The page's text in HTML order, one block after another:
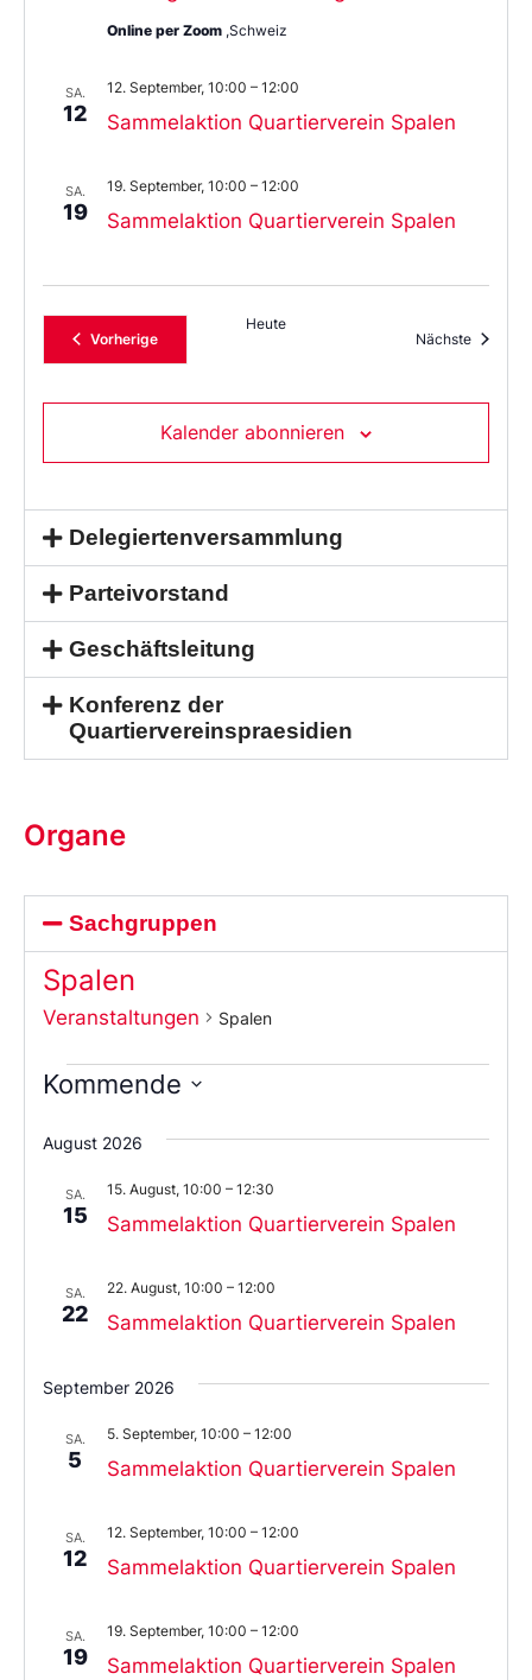
Online per Zoom ,Schweiz
SA.
12 Sammelaktion Quartierverein Spalen
12. September, 10:00 – 12:00
SA.
19 Sammelaktion Quartierverein Spalen
19. September, 10:00 – 12:00
VorherigeVeranstaltungen
Heute
Nächste
Kalender abonnieren
Delegiertenversammlung
Parteivorstand
Geschäftsleitung
Konferenz der
Quartiervereinspraesidien
Organe
Sachgruppen
Spalen
Veranstaltungen Spalen
Kommende
Sie
das
aus.
August 2026
SA.
15 Sammelaktion Quartierverein Spalen
15. August, 10:00 – 12:30
SA.
22 Sammelaktion Quartierverein Spalen
22. August, 10:00 – 12:00
September 2026
SA.
5 Sammelaktion Quartierverein Spalen
5. September, 10:00 – 12:00
SA.
12 Sammelaktion Quartierverein Spalen
12. September, 10:00 – 12:00
SA.
19 Sammelaktion Quartierverein Spalen
19. September, 10:00 – 12:00